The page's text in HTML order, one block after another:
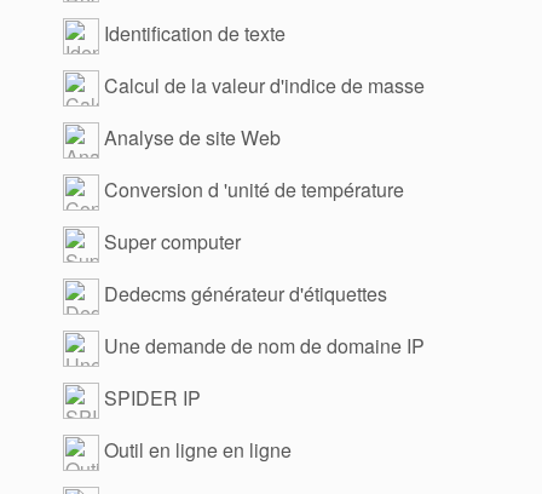
Identification de texte
Calcul de la valeur d'indice de masse
corporelle
Analyse de site Web
Conversion d 'unité de température
Super computer
Dedecms générateur d'étiquettes
Une demande de nom de domaine IP
SPIDER IP
Outil en ligne en ligne